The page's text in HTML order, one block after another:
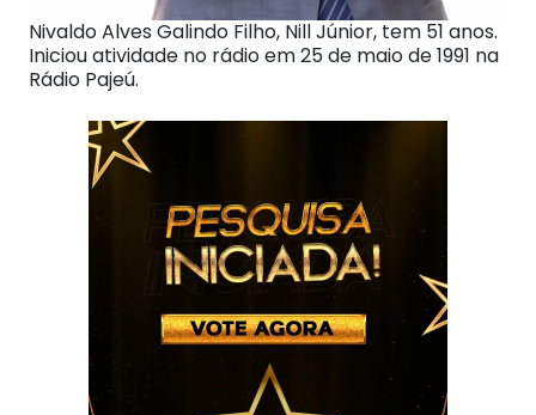
Nivaldo Alves Galindo Filho, Nill Júnior, tem 51 anos.
Iniciou atividade no rádio em 25 de maio de 1991 na
Rádio Pajeú.